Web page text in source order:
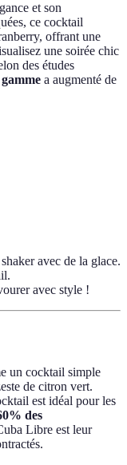
et son
ce cocktail
offrant une
une soirée chic
des études
a augmenté de
avec de la glace.
avec style !
un cocktail simple
de citron vert.
est idéal pour les
des
Libre est leur